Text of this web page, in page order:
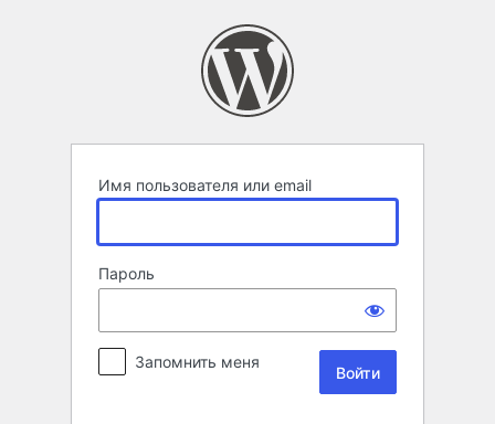
Имя пользователя или email
Пароль
Запомнить меня